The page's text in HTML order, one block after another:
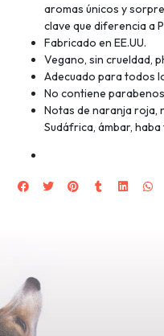
aromas únicos y
clave que diferencia a
Fabricado en EE.UU.
Vegano, sin crueldad,
Adecuado para todos
No contiene
Notas de naranja roja,
Sudáfrica, ámbar,